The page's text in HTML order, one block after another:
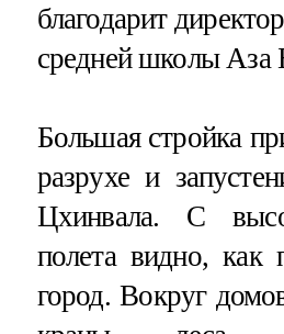
благодарит
средней школы Аза
Большая стройка
разрухе и
Цхинвала. С
полета видно, как
город. Вокруг